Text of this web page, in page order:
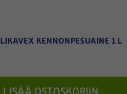
LIKAVEX KENNONPESUAINE 1 L
LISÄÄ OSTOSKORIIN